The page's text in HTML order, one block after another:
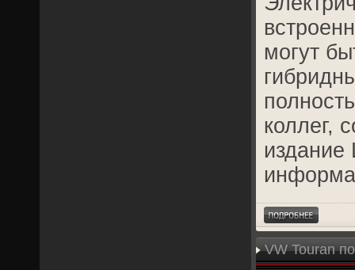
могут
коллег,
издание
VW Touran